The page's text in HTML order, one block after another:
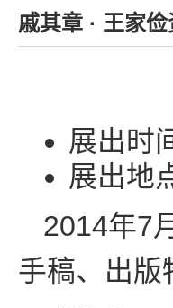
戚其章 · 王家
展出时
展出地
2014年7
手稿、出版